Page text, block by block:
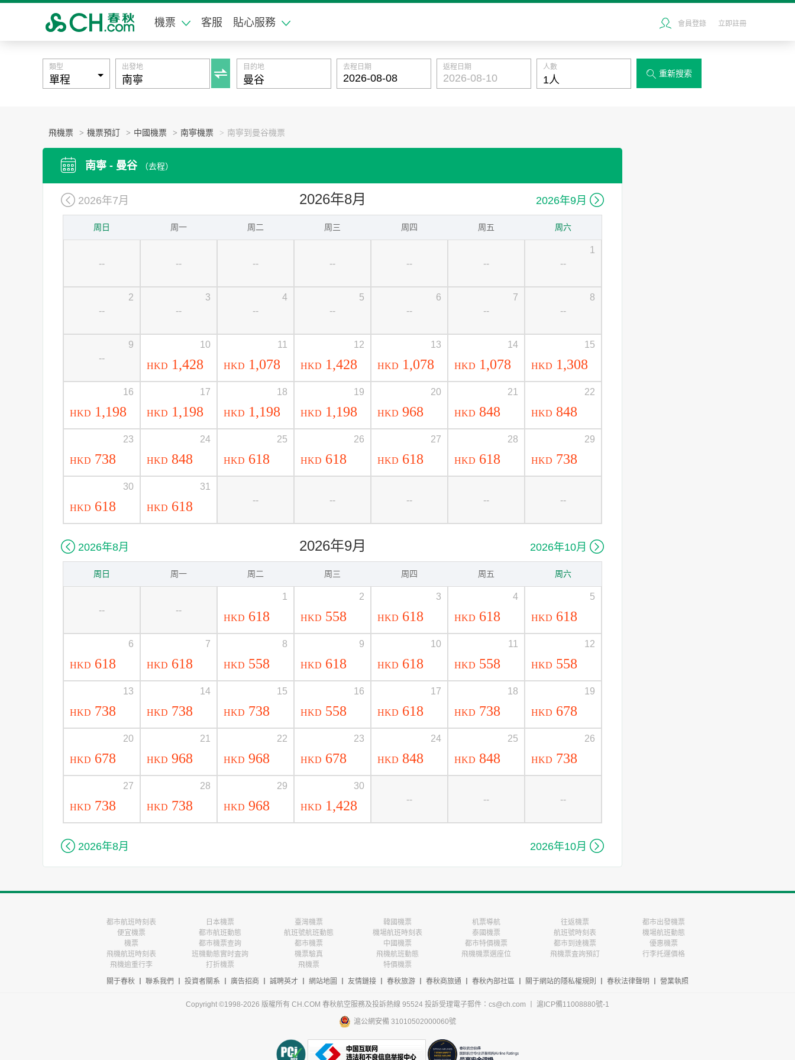
機票 客服 貼心服務 會員登錄 立即註冊

類型 出發地 目的地 去程日期 返程日期 人數
 重新搜索
飛機票 > 機票預訂 > 中國機票 > 南寧機票 > 南寧到曼谷機票
 南寧 - 曼谷 （去程）
2026年8月
 2026年7月 2026年9月 
周日 周一 周二 周三 周四 周五 周六
-- -- -- -- -- -- --
1
--
2
--
3
--
4
--
5
--
6
--
7
--
8
--
9
HKD 1,428
10
HKD 1,078
11
HKD 1,428
12
HKD 1,078
13
HKD 1,078
14
HKD 1,308
15
HKD 1,198
16
HKD 1,198
17
HKD 1,198
18
HKD 1,198
19
HKD 968
20
HKD 848
21
HKD 848
22
HKD 738
23
HKD 848
24
HKD 618
25
HKD 618
26
HKD 618
27
HKD 618
28
HKD 738
29
HKD 618
30
HKD 618
31
--
-- -- -- --
2026年9月
 2026年8月 2026年10月 
周日 周一 周二 周三 周四 周五 周六
-- --
HKD 618
1
HKD 558
2
HKD 618
3
HKD 618
4
HKD 618
5
HKD 618
6
HKD 618
7
HKD 558
8
HKD 618
9
HKD 618
10
HKD 558
11
HKD 558
12
HKD 738
13
HKD 738
14
HKD 738
15
HKD 558
16
HKD 618
17
HKD 738
18
HKD 678
19
HKD 678
20
HKD 968
21
HKD 968
22
HKD 678
23
HKD 848
24
HKD 848
25
HKD 738
26
HKD 738
27
HKD 738
28
HKD 968
29
HKD 1,428
30
--
-- --
 2026年8月 2026年10月 
都市航班時刻表 日本機票 臺灣機票 韓國機票 机票導航 往返機票
都市出發機票
便宜機票
都市航班動態 航班號航班動態 機場航班時刻表 泰國機票 航班號時刻表
機場航班動態
機票
都市機票查詢 都市機票 中國機票 都市特價機票 都市到達機票
優惠機票
飛機航班時刻表
班機動態實时査詢 機票驗真 飛機航班動態 飛機機票選座位 飛機票査詢預訂
行李托運價格
飛機逾重行李
打折機票 飛機票
特價機票
關于春秋
聯系我們 投資者關系 廣告招商 誠聘英才 網站地圖 友情鏈接 春秋旅游 春秋商旅通 春秋內部社區 關于網站的隱私權規則 春秋法律聲明 營業執照
Copyright ©1998-2026 版權所有 CH.COM 春秋航空服務及投訴熱線 95524 投訴受理電子郵件：cs@ch.com 滬ICP備11008880號-1
滬公網安備 31010502000060號